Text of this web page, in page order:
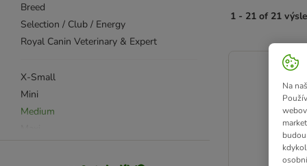
Breed
Selection / Club / Energy
Royal Canin Veterinary & Expert
X-Small
Mini
Medium
1 - 21 of 21
product items
Na